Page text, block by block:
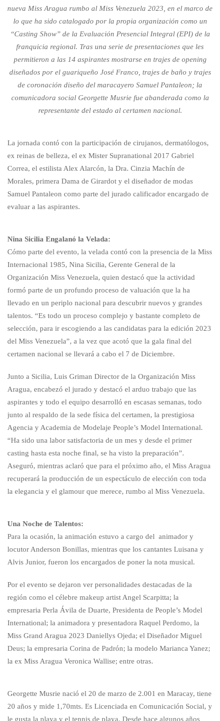
nueva Miss Aragua rumbo al Miss Venezuela 2023, en el marco de
lo que ha sido catalogado por la propia organización como un
“Casting Show” de la Evaluación Presencial Integral (EPI) de la
franquicia regional. Tras una serie de presentaciones que les
permitieron a las 14 aspirantes mostrarse en trajes de opening
diseñados por el guariqueño José Franco, trajes de baño y trajes
de coronación diseño del maracayero Samuel Pantaleon; la
comunicadora social Georgette Musrie fue abanderada como la
representante del estado al certamen nacional.
La jornada contó con la participación de cirujanos, dermatólogos,
ex reinas de belleza, el ex Mister Supranational 2017 Gabriel
Correa, el estilista Alex Alarcón, la Dra. Cinzia Machín de
Morales, primera Dama de Girardot y el diseñador de modas
Samuel Pantaleon como parte del jurado calificador encargado de
evaluar a las aspirantes.
Nina Sicilia Engalanó la Velada:
Cómo parte del evento, la velada contó con la presencia de la Miss
Internacional 1985, Nina Sicilia, Gerente General de la
Organización Miss Venezuela, quien destacó que la actividad
formó parte de un profundo proceso de valuación que la ha
llevado en un periplo nacional para descubrir nuevos y grandes
talentos. “Es todo un proceso complejo y bastante completo de
selección, para ir escogiendo a las candidatas para la edición 2023
del Miss Venezuela”, a la vez que acotó que la gala final del
certamen nacional se llevará a cabo el 7 de Diciembre.
Junto a Sicilia, Luis Griman Director de la Organización Miss
Aragua, encabezó el jurado y destacó el arduo trabajo que las
aspirantes y todo el equipo desarrolló en escasas semanas, todo
junto al respaldo de la sede física del certamen, la prestigiosa
Agencia y Academia de Modelaje People’s Model International.
“Ha sido una labor satisfactoria de un mes y desde el primer
casting hasta esta noche final, se ha visto la preparación”.
Aseguró, mientras aclaró que para el próximo año, el Miss Aragua
recuperará la producción de un espectáculo de elección con toda
la elegancia y el glamour que merece, rumbo al Miss Venezuela.
Una Noche de Talentos:
Para la ocasión, la animación estuvo a cargo del animador y
locutor Anderson Bonillas, mientras que los cantantes Luisana y
Alvis Junior, fueron los encargados de poner la nota musical.
Por el evento se dejaron ver personalidades destacadas de la
región como el célebre makeup artist Angel Scarpitta; la
empresaria Perla Ávila de Duarte, Presidenta de People’s Model
International; la animadora y presentadora Raquel Perdomo, la
Miss Grand Aragua 2023 Daniellys Ojeda; el Diseñador Miguel
Deus; la empresaria Corina de Padrón; la modelo Marianca Yanez;
la ex Miss Aragua Veronica Wallise; entre otras.
Georgette Musrie nació el 20 de marzo de 2.001 en Maracay, tiene
20 años y mide 1,70mts. Es Licenciada en Comunicación Social, y
le gusta la playa y el tennis de playa. Desde hace algunos años